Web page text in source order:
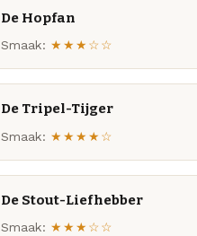
De Hopfan
Smaak: ★★★☆☆
De Tripel-Tijger
Smaak: ★★★★☆
De Stout-Liefhebber
Smaak: ★★★☆☆